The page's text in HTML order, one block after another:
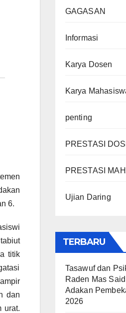
6.
titik
dan
urat.
GAGASAN
Informasi
Karya Dosen
Karya
penting
PRESTASI
PRESTASI
Ujian Daring
TERBARU
Tasawuf dan
Raden Mas
Adakan
2026